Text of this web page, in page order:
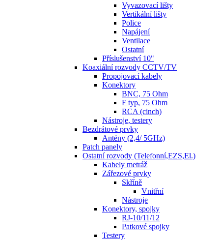
Vyvazovací lišty
Vertikální lišty
Police
Napájení
Ventilace
Ostatní
Příslušenství 10"
Koaxiální rozvody CCTV/TV
Propojovací kabely
Konektory
BNC, 75 Ohm
F typ, 75 Ohm
RCA (cinch)
Nástroje, testery
Bezdrátové prvky
Antény (2,4/ 5GHz)
Patch panely
Ostatní rozvody (Telefonní,EZS,El.)
Kabely metráž
Zářezové prvky
Skříně
Vnitřní
Nástroje
Konektory, spojky
RJ-10/11/12
Patkové spojky
Testery